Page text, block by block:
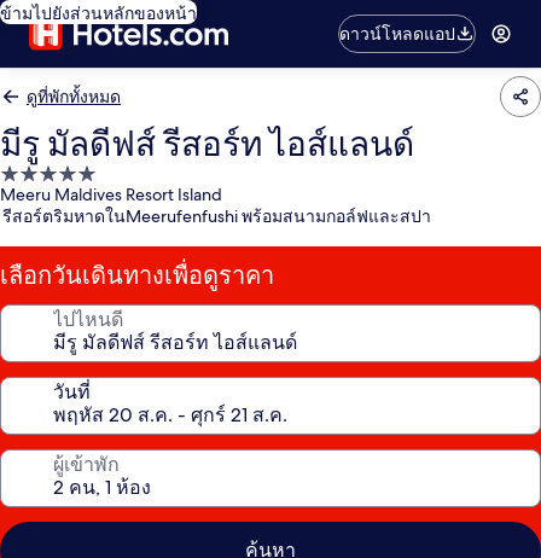
ข้ามไปยังส่วนหลักของหน้า
ดาวน์โหลดแอป
ดูที่พักทั้งหมด
มีรู มัลดีฟส์ รีสอร์ท ไอส์แลนด์
ที่พัก
5.0
Meeru Maldives Resort Island
รีสอร์ตริมหาดในMeerufenfushi พร้อมสนามกอล์ฟและสปา
เลือกวันเดินทางเพื่อดูราคา
ไปไหนดี
วันที่
ผู้เข้าพัก
ค้นหา